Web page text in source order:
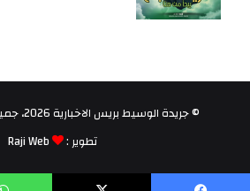
© جريدة الوسيط بريس الاخبارية 2026، جميع الحقوق محفوظة
تطوير :
Raji Web